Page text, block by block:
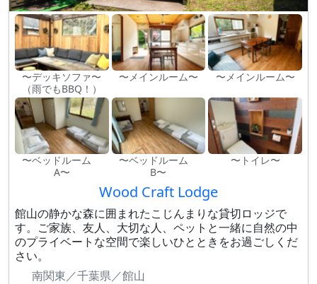
〜デッキソファ〜
（雨でもBBQ！）
〜メインルーム〜 〜メインルーム〜
〜ベッドルーム
A〜
〜ベッドルーム
B〜
〜トイレ〜
Wood Craft Lodge
館山の静かな森に囲まれたこじんまりな貸切ロッジで
す。ご家族、友人、大切な人、ペットと一緒に自然の中
のプライベートな空間で楽しいひとときをお過ごしくだ
さい。
南関東／千葉県／館山